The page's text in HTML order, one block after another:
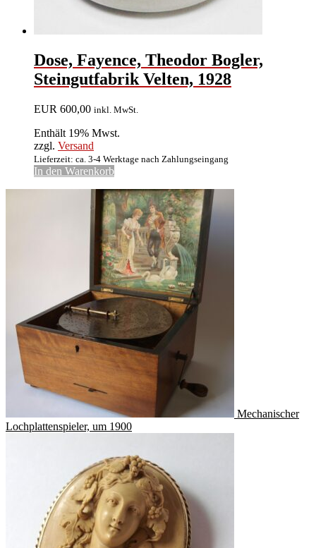
Dose, Fayence, Theodor Bogler,
Steingutfabrik Velten, 1928
EUR 600,00 inkl. MwSt.
Enthält 19% Mwst.
zzgl. Versand
Lieferzeit: ca. 3-4 Werktage nach Zahlungseingang
In den Warenkorb
Mechanischer
Lochplattenspieler, um 1900